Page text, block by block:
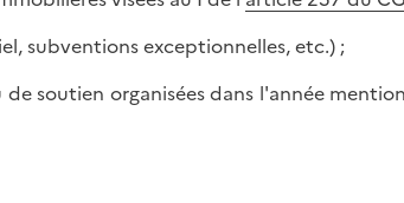
subventions exceptionnelles, etc.) ;
soutien organisées dans l'année